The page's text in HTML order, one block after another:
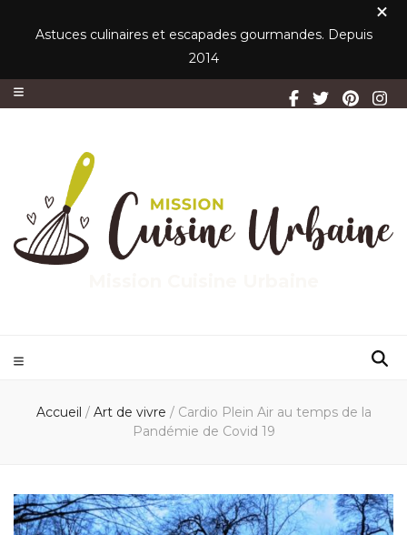
Astuces culinaires et escapades gourmandes. Depuis
2014
Accueil / Art de vivre / Cardio Plein Air au temps de la
Pandémie de Covid 19